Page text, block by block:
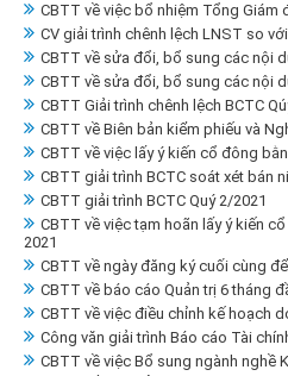
CBTT về việc bổ nhiệm Tổng Giám
CV giải trình chênh lệch LNST so
CBTT về sửa đổi, bổ sung các nội
CBTT về sửa đổi, bổ sung các nội
CBTT Giải trình chênh lệch BCTC
CBTT về Biên bản kiểm phiếu và
CBTT về việc lấy ý kiến cổ đông
CBTT giải trình BCTC soát xét bán
CBTT giải trình BCTC Quý 2/2021
CBTT về việc tạm hoãn lấy ý kiến
2021
CBTT về ngày đăng ký cuối cùng
CBTT về báo cáo Quản trị 6 tháng
CBTT về việc điều chỉnh kế hoạch
Công văn giải trình Báo cáo Tài
CBTT về việc Bổ sung ngành nghề